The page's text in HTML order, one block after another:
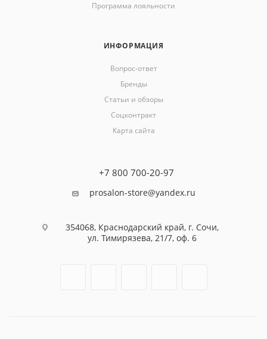
Программа лояльности
ИНФОРМАЦИЯ
Вопрос-ответ
Бренды
Статьи и обзоры
Соцконтракт
Карта сайта
+7 800 700-20-97
prosalon-store@yandex.ru
354068, Краснодарский край, г. Сочи,
ул. Тимирязева, 21/7, оф. 6